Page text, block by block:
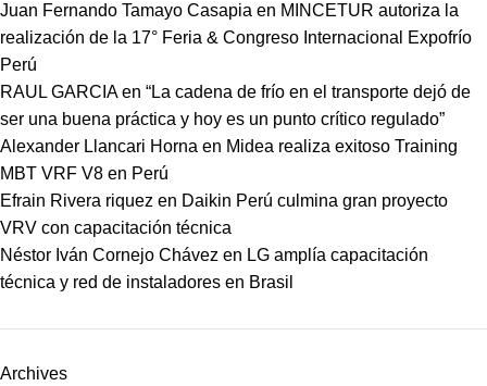
Juan Fernando Tamayo Casapia en MINCETUR autoriza la
realización de la 17° Feria & Congreso Internacional Expofrío
Perú
RAUL GARCIAen “La cadena de frío en el transporte dejó de
ser una buena práctica y hoy es un punto crítico regulado”
Alexander Llancari Horna en Midea realiza exitoso Training
MBT VRF V8 en Perú
Efrain Rivera riquez en Daikin Perú culmina gran proyecto
VRV con capacitación técnica
Néstor Iván Cornejo Chávez en LG amplía capacitación
técnica y red de instaladores en Brasil
Archives